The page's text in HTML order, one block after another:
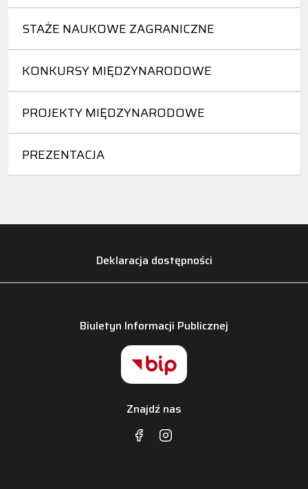
STAŻE NAUKOWE ZAGRANICZNE
KONKURSY MIĘDZYNARODOWE
PROJEKTY MIĘDZYNARODOWE
PREZENTACJA
Deklaracja dostępności
Biuletyn Informacji Publicznej
Znajdź nas